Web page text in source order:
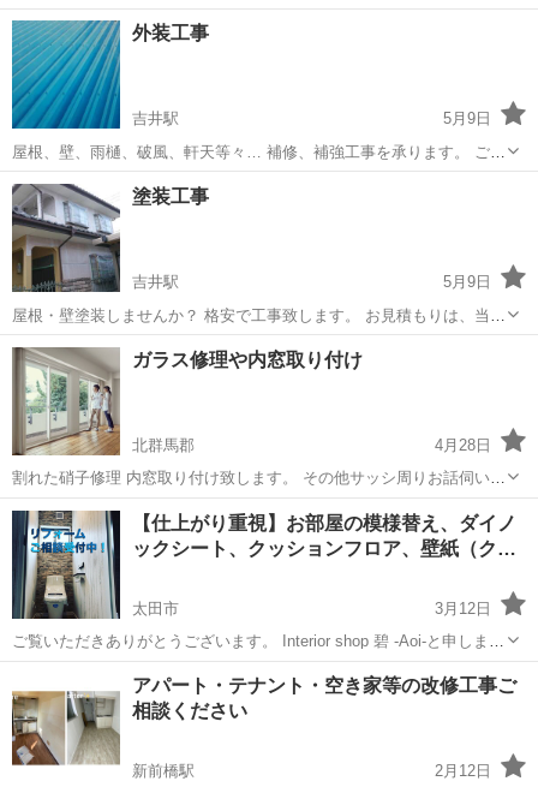
外装工事
吉井駅
5月9日
屋根、壁、雨樋、破風、軒天等々… 補修、補強工事を承ります。 ご相
談下さい。 お見積もりは、当然無料です!!
群馬 高崎市 吉井駅
塗装工事
吉井駅
5月9日
屋根・壁塗装しませんか？ 格安で工事致します。 お見積もりは、当然
無料です!!
群馬 高崎市 吉井駅 その他 塗装工事
ガラス修理や内窓取り付け
北群馬郡
4月28日
割れた硝子修理 内窓取り付け致します。 その他サッシ周りお話伺いま
す。 詳細はお問い合わせください。
群馬 北群馬郡 その他 取り付け
【仕上がり重視】お部屋の模様替え、ダイノ
ックシート、クッションフロア、壁紙（ク…
太田市
3月12日
ご覧いただきありがとうございます。 Interior shop 碧 -Aoi-と申しま
す。 群馬県太田市を拠点に関東圏内で内装工事を行なっております
Interior shop 碧 では、親切、丁寧、ご要望に沿った...
その他 壁紙
アパート・テナント・空き家等の改修工事ご
相談ください
新前橋駅
2月12日